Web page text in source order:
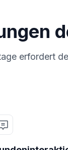
erfordert